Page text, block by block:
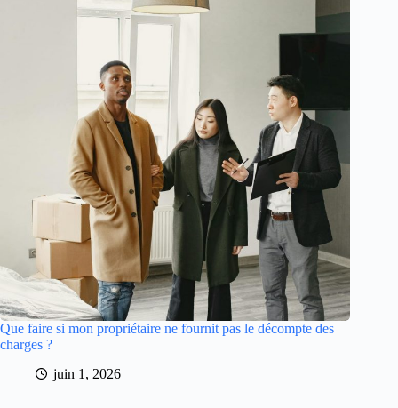
Que faire si mon propriétaire ne fournit pas le décompte des
charges ?
juin 1, 2026